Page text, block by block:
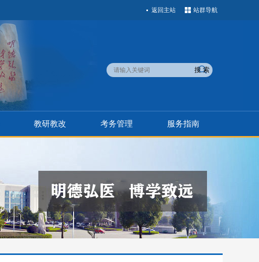
返回主站 站群导航
教研教改 考务管理 服务指南